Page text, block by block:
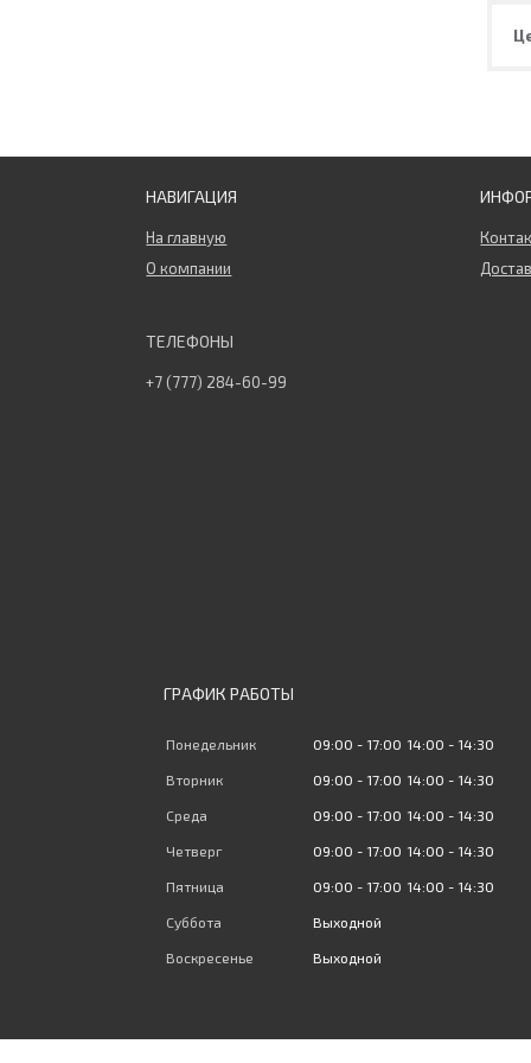
НАВИГАЦИЯ
На главную
О компании
+7 (777) 284-60-99
ГРАФИК РАБОТЫ
Понедельник 09:00 17:00 14:00 14:30
Вторник 09:00 17:00 14:00 14:30
Среда 09:00 17:00 14:00 14:30
Четверг 09:00 17:00 14:00 14:30
Пятница 09:00 17:00 14:00 14:30
Суббота Выходной
Воскресенье Выходной